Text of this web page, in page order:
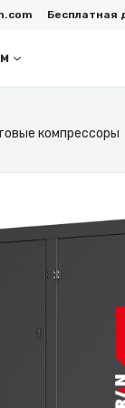
Бесплатная
компрессоры